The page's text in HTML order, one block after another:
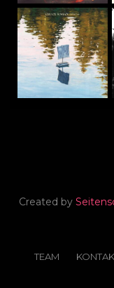
Created by
TEAM